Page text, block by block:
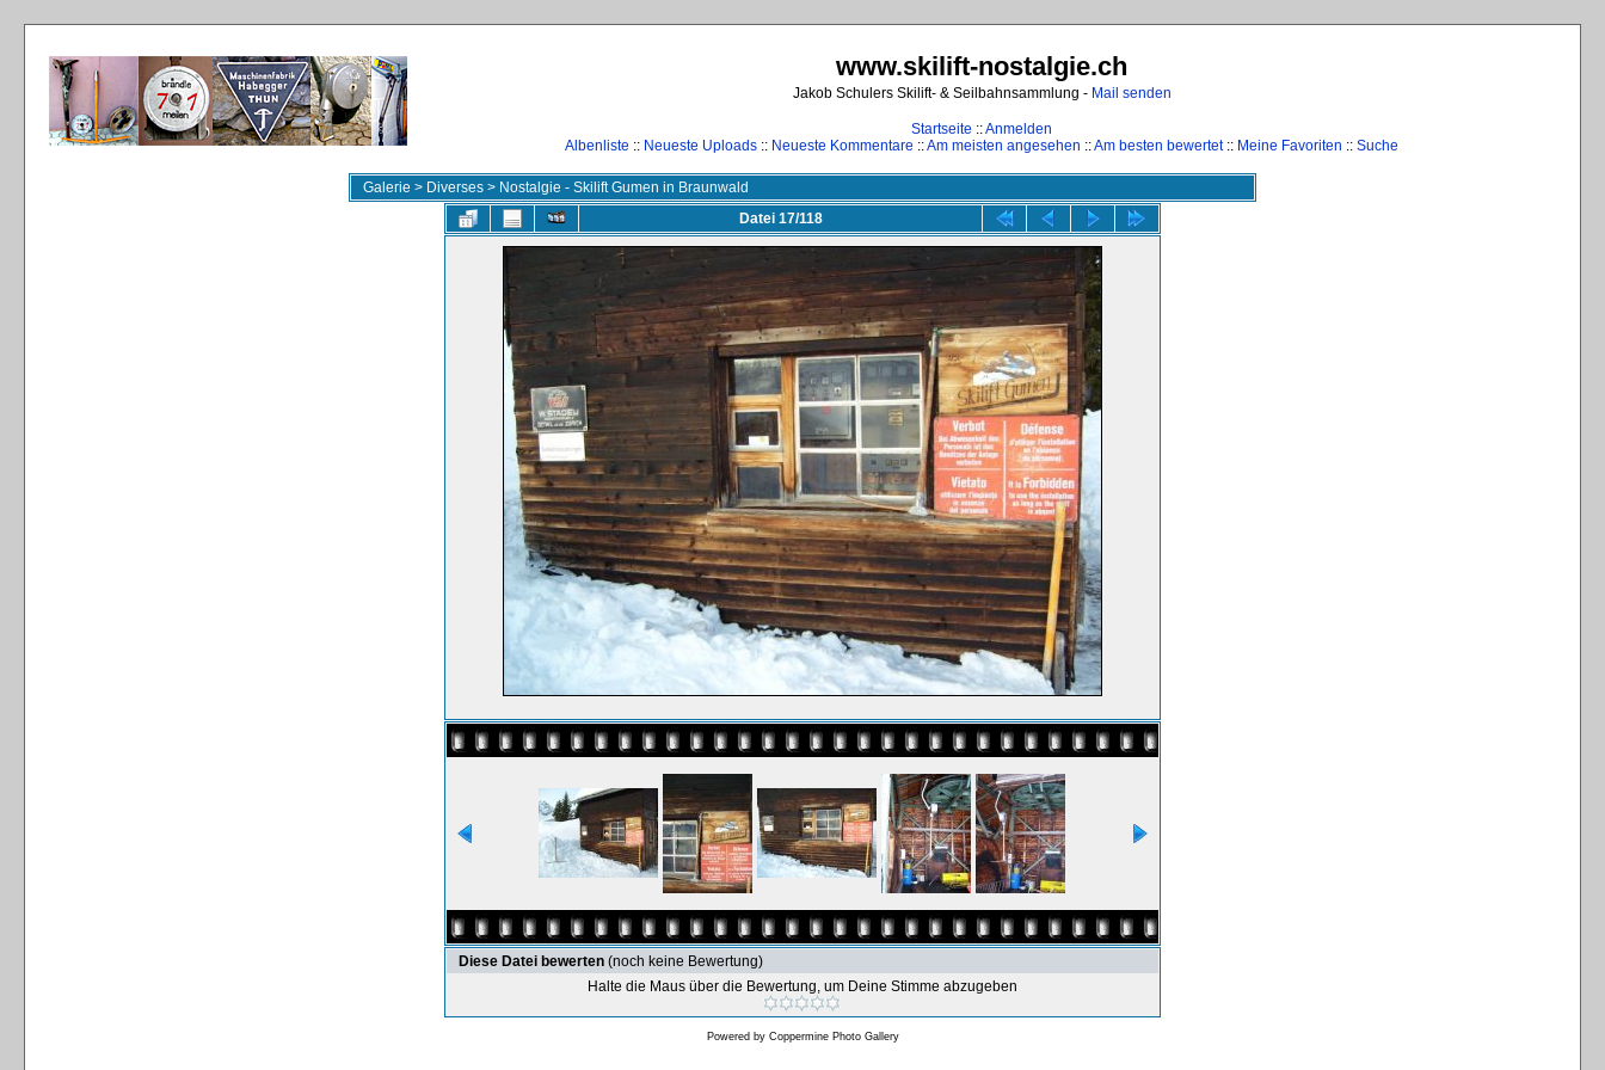
www.skilift-nostalgie.ch
Jakob Schulers Skilift- & Seilbahnsammlung - Mail senden
Startseite ::Anmelden
Albenliste :: Neueste Uploads :: Neueste Kommentare ::Am meisten angesehen ::Am besten bewertet:: Meine Favoriten :: Suche
Galerie > Diverses > Nostalgie - Skilift Gumen in Braunwald
Datei 17/118
Diese Datei bewerten (noch keine Bewertung)
Halte die Maus über die Bewertung, um Deine Stimme abzugeben
Powered by Coppermine Photo Gallery